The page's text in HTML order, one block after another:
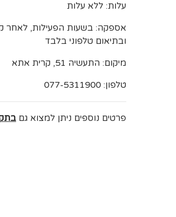
עלות: ללא עלות
אספקה: בשעות הפעילות,
ובתיאום טלפוני בלבד
מיקום: התעשיה 51, קרית אתא
טלפון: 077-5311900
פרטים נוספים ניתן למצוא גם